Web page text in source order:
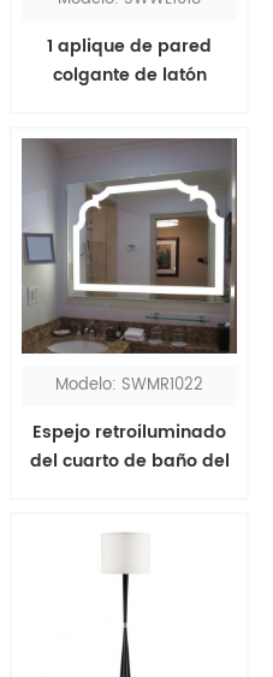
1 aplique de pared
colgante de latón
ligero con pantalla
exterior de metal
Modelo: SWMR1022
Espejo retroiluminado
del cuarto de baño del
hotel